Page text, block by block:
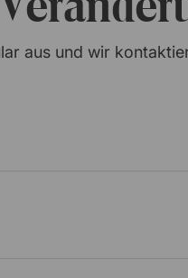
aus und wir